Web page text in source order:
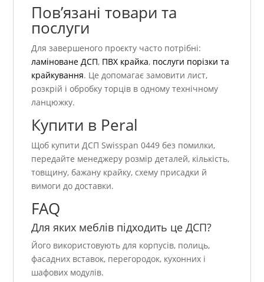
Пов’язані товари та
послуги
Для завершеного проєкту часто потрібні:
ламіноване ДСП, ПВХ крайка, послуги порізки та
крайкування. Це допомагає замовити лист,
розкрій і обробку торців в одному технічному
ланцюжку.
Купити в Peral
Щоб купити ДСП Swisspan 0449 без помилки,
передайте менеджеру розмір деталей, кількість,
товщину, бажану крайку, схему присадки й
вимоги до доставки.
FAQ
Для яких меблів підходить це ДСП?
Його використовують для корпусів, полиць,
фасадних вставок, перегородок, кухонних і
шафових модулів.